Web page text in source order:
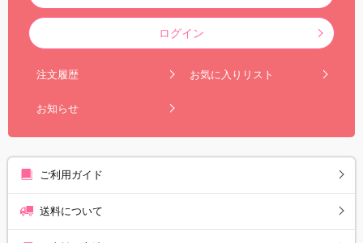
ログイン
注文履歴 お気に入りリスト
お知らせ
ご利用ガイド
送料について